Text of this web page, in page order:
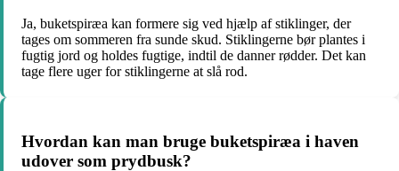
Ja, buketspiræa kan formere sig ved hjælp af stiklinger, der
tages om sommeren fra sunde skud. Stiklingerne bør plantes i
fugtig jord og holdes fugtige, indtil de danner rødder. Det kan
tage flere uger for stiklingerne at slå rod.
Hvordan kan man bruge buketspiræa i haven
udover som prydbusk?